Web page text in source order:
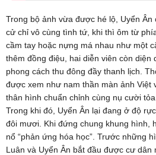
Trong bộ ảnh vừa được hé lộ, Uyển Ân
cử chỉ vô cùng tình tứ, khi thì ôm từ
cầm tay hoặc nựng má nhau như một
thêm đồng điệu, hai diễn viên còn diện
phong cách thu đông đầy thanh lịch.
được xem như nam thần màn ảnh Việt
thân hình chuẩn chỉnh cùng nụ cười
Trong khi đó, Uyển Ân lại đang ở độ
đôi mươi. Khi đứng chung khung hình,
nổ “phản ứng hóa học”. Trước những
Luân và Uyển Ân bắt đầu được cư dân